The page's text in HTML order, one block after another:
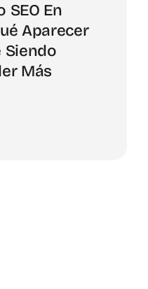
En
Aparecer
Siendo
Más